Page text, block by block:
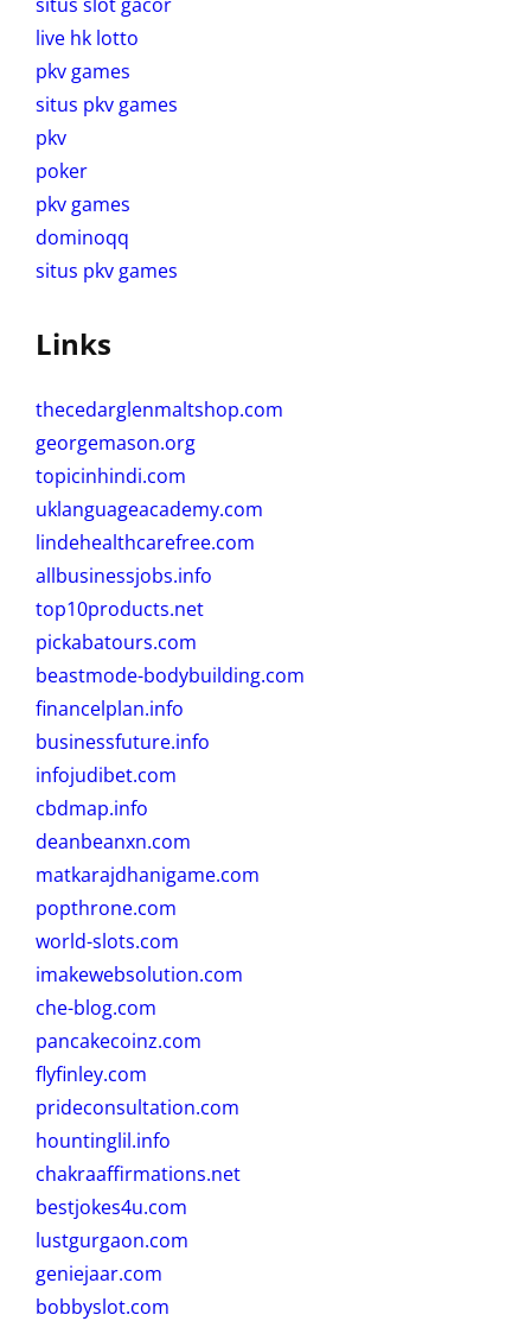
live hk lotto
pkv games
situs pkv games
pkv
poker
pkv games
dominoqq
situs pkv games
Links
thecedarglenmaltshop.com
georgemason.org
topicinhindi.com
uklanguageacademy.com
lindehealthcarefree.com
allbusinessjobs.info
top10products.net
pickabatours.com
beastmode-bodybuilding.com
financelplan.info
businessfuture.info
infojudibet.com
cbdmap.info
deanbeanxn.com
matkarajdhanigame.com
popthrone.com
world-slots.com
imakewebsolution.com
che-blog.com
pancakecoinz.com
flyfinley.com
prideconsultation.com
hountinglil.info
chakraaffirmations.net
bestjokes4u.com
lustgurgaon.com
geniejaar.com
bobbyslot.com